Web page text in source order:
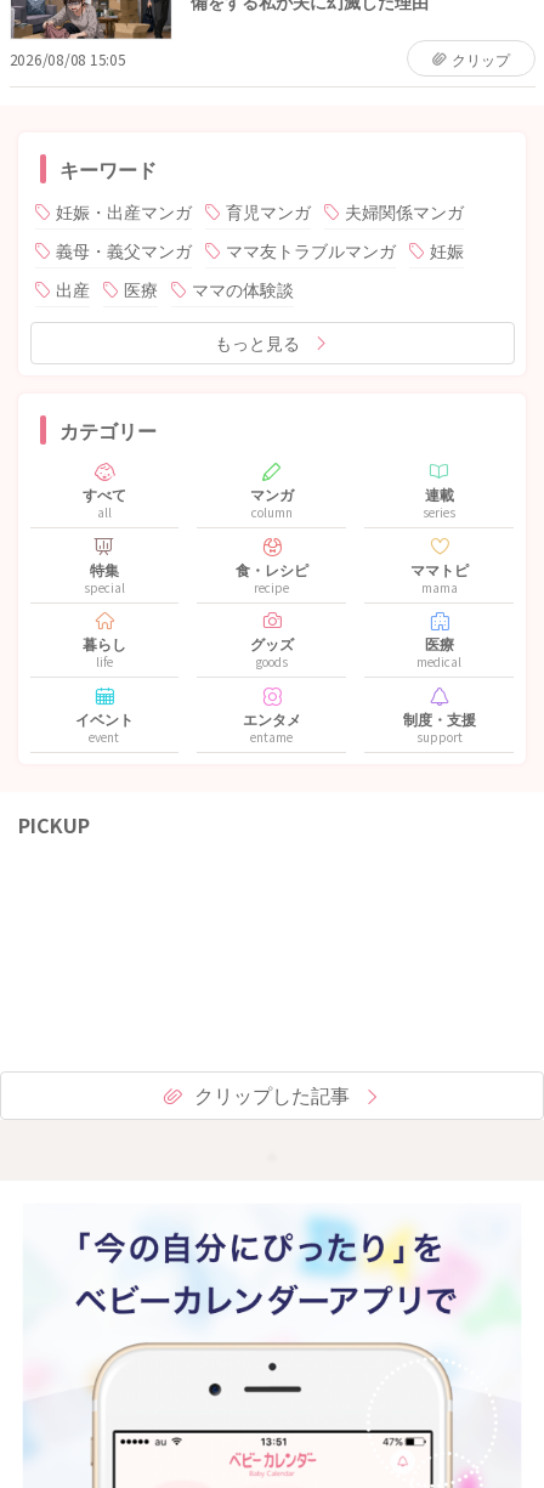
2026/08/08 15:05 クリップ
キーワード
妊娠・出産マンガ 育児マンガ
夫婦関係マンガ
義母・義父マンガ
ママ友トラブルマンガ
妊娠
出産
医療 ママの体験談
もっと見る
カテゴリー
すべて
all
マンガ
column
連載
series
特集
special
食・レシピ
recipe
ママトピ
mama
暮らし
life
グッズ
goods
医療
medical
イベント
event
エンタメ
entame
制度・支援
support
PICKUP
クリップした記事